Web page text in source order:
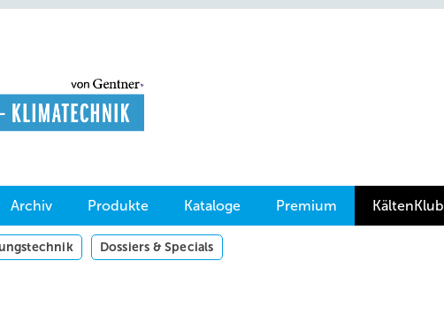
Archiv Produkte Kataloge Premium KältenKlub
Dossiers & Specials